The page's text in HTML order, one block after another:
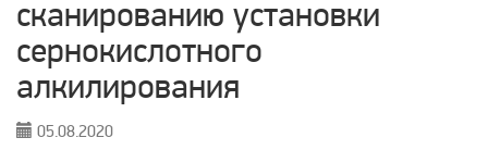
сканированию установки
сернокислотного
алкилирования
05.08.2020